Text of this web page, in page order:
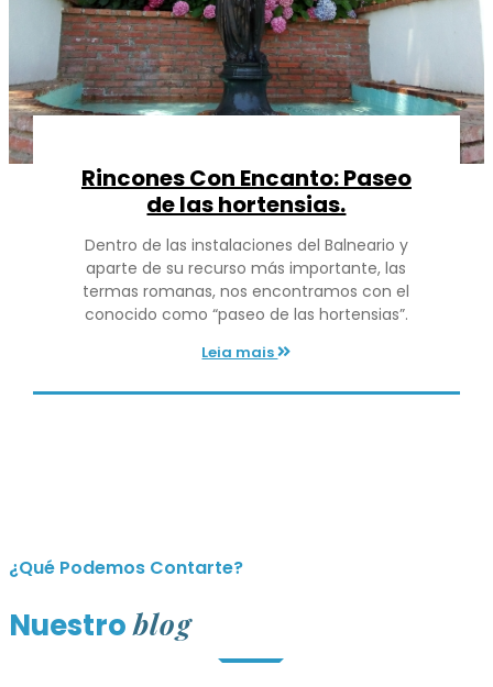
Rincones Con Encanto: Paseo
de las hortensias.
Dentro de las instalaciones del Balneario y
aparte de su recurso más importante, las
termas romanas, nos encontramos con el
conocido como “paseo de las hortensias”.
Leia mais
¿Qué Podemos Contarte?
Nuestroblog